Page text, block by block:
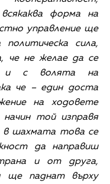
форма на
управление ще
сила,
че не желае да се
и с волята на
че – един доста
на ходовете
той изправя
в шахмата това се
да направиш
и от друга,
ще паднат върху